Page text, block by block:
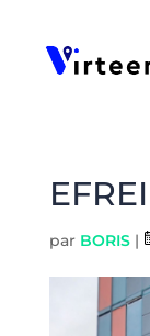
EFREI
par BORIS|